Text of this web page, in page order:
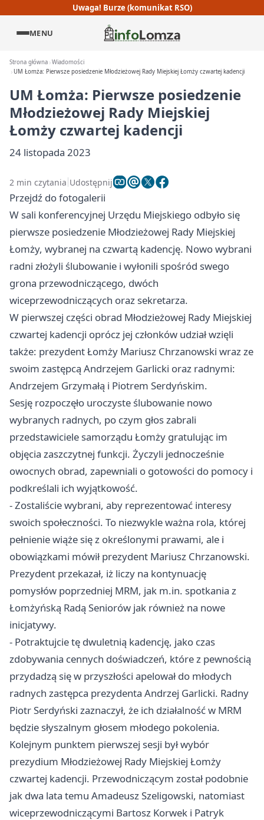
Uwaga! Burze (komunikat RSO)
MENU
Strona główna Wiadomości
UM Łomża: Pierwsze posiedzenie Młodzieżowej Rady Miejskiej Łomży czwartej kadencji
UM Łomża: Pierwsze posiedzenie
Młodzieżowej Rady Miejskiej
Łomży czwartej kadencji
24 listopada 2023
2 min czytania Udostępnij
Przejdź do fotogalerii
W sali konferencyjnej Urzędu Miejskiego odbyło się
pierwsze posiedzenie Młodzieżowej Rady Miejskiej
Łomży, wybranej na czwartą kadencję. Nowo wybrani
radni złożyli ślubowanie i wyłonili spośród swego
grona przewodniczącego, dwóch
wiceprzewodniczących oraz sekretarza.
W pierwszej części obrad Młodzieżowej Rady Miejskiej
czwartej kadencji oprócz jej członków udział wzięli
także: prezydent Łomży Mariusz Chrzanowski wraz ze
swoim zastępcą Andrzejem Garlicki oraz radnymi:
Andrzejem Grzymałą i Piotrem Serdyńskim.
Sesję rozpoczęło uroczyste ślubowanie nowo
wybranych radnych, po czym głos zabrali
przedstawiciele samorządu Łomży gratulując im
objęcia zaszczytnej funkcji. Życzyli jednocześnie
owocnych obrad, zapewniali o gotowości do pomocy i
podkreślali ich wyjątkowość.
- Zostaliście wybrani, aby reprezentować interesy
swoich społeczności. To niezwykle ważna rola, której
pełnienie wiąże się z określonymi prawami, ale i
obowiązkami mówił prezydent Mariusz Chrzanowski.
Prezydent przekazał, iż liczy na kontynuację
pomysłów poprzedniej MRM, jak m.in. spotkania z
Łomżyńską Radą Seniorów jak również na nowe
inicjatywy.
- Potraktujcie tę dwuletnią kadencję, jako czas
zdobywania cennych doświadczeń, które z pewnością
przydadzą się w przyszłości apelował do młodych
radnych zastępca prezydenta Andrzej Garlicki. Radny
Piotr Serdyński zaznaczył, że ich działalność w MRM
będzie słyszalnym głosem młodego pokolenia.
Kolejnym punktem pierwszej sesji był wybór
prezydium Młodzieżowej Rady Miejskiej Łomży
czwartej kadencji. Przewodniczącym został podobnie
jak dwa lata temu Amadeusz Szeligowski, natomiast
wiceprzewodniczącymi Bartosz Korwek i Patryk